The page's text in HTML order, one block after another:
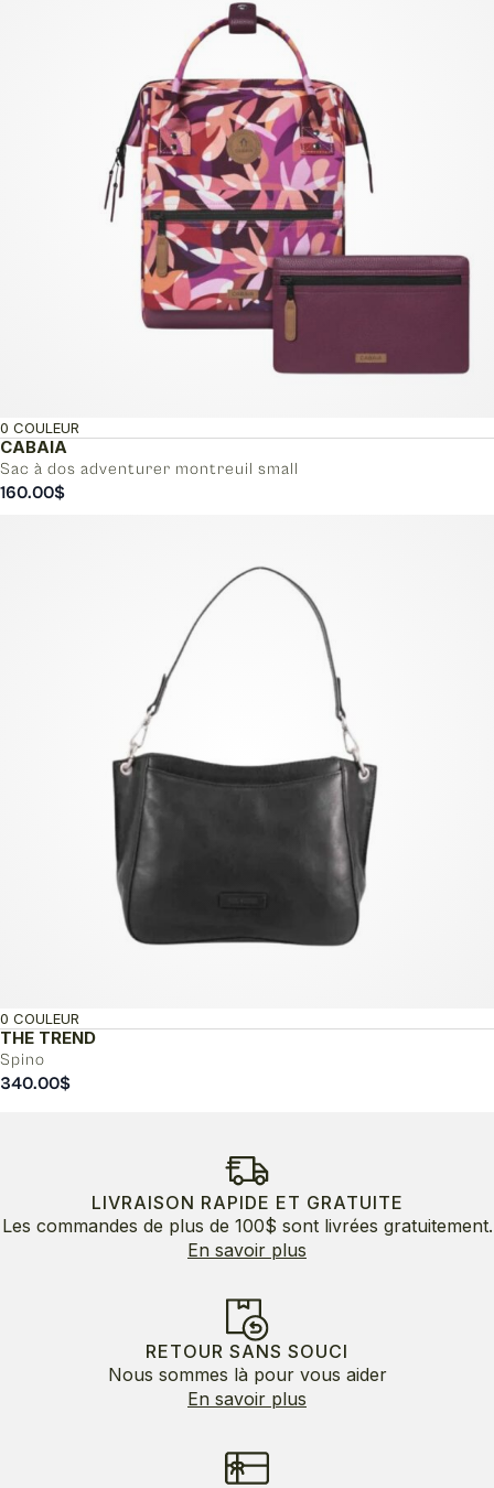
CABAIA
Sac à dos adventurer montreuil small
0 COULEUR
160.00$
THE TREND
Spino
0 COULEUR
340.00$
LIVRAISON RAPIDE ET GRATUITE
Les commandes de plus de 100$ sont livrées gratuitement.
En savoir plus
RETOUR SANS SOUCI
Nous sommes là pour vous aider
En savoir plus